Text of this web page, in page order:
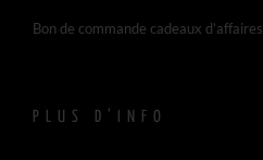
Bon de commande cadeaux d’affaires
PLUS D’INFO